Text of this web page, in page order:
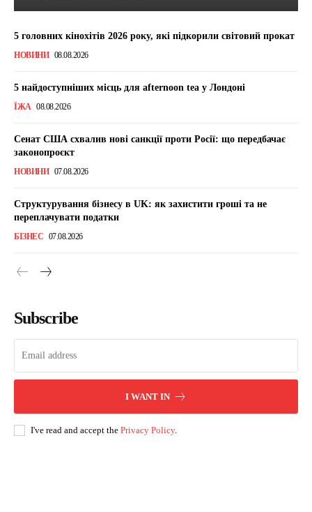
5 головних кінохітів 2026 року, які підкорили світовий прокат
НОВИНИ 08.08.2026
5 найдоступніших місць для afternoon tea у Лондоні
ЇЖА 08.08.2026
Сенат США схвалив нові санкції проти Росії: що передбачає
законопроєкт
НОВИНИ 07.08.2026
Структурування бізнесу в UK: як захистити гроші та не
переплачувати податки
БІЗНЕС 07.08.2026
Subscribe
I WANT IN
I've read and accept the Privacy Policy.